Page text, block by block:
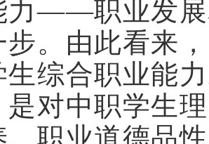
力——职业发展
步。由此看来
生综合职业能
是对中职学生
、职业道德品